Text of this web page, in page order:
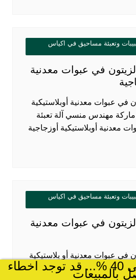
وتعبئة مساحيق في اكياس
في عبوات معدنية
في عبوات معدنية أوبلاستيكية
موديل 904 ماركة مهندس منسي آلة تعبئة
معدنية أوبلاستيكية أوزجاجية
وتعبئة مساحيق في اكياس
في عبوات معدنية
في عبوات معدنية أو بلاستيكية
مهندس منسي آلة تعبئة التمر
خصومات تصل الى 40 %... قد توجد اخطاء
بالمبيعات